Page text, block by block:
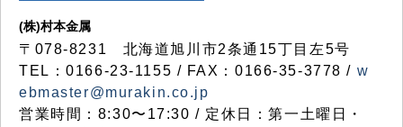
(株)村本金属
〒078-8231 北海道旭川市2条通15丁目左5号
TEL：0166-23-1155 / FAX：0166-35-3778 / w
ebmaster@murakin.co.jp
営業時間：8:30〜17:30 / 定休日：第一土曜日・